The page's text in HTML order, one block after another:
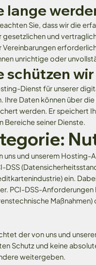
lange
Sie, dass wir die
gesetzlichen und
Vereinbarungen
unrichtige oder
schützen
Dienst für unserer
Ihre Daten können über
werden. Er speichert
Bereiche seiner Dienste.
uns und unserem
DSS
ein.
PCI-DSS-
der von uns und
Schutz und keine
weitergeben.